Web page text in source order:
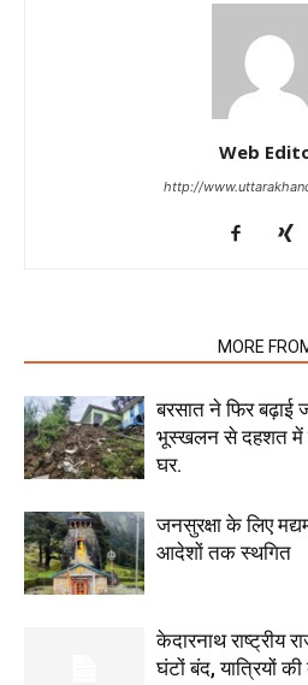
Web
http://
MORE
बरसात ने फिर बढ़ाई
भूस्खलन से दहशत में
घर.
जनसुरक्षा के लिए
आदेशों तक स्थगित
केदारनाथ राष्ट्रीय
घंटों बंद, यात्रियों